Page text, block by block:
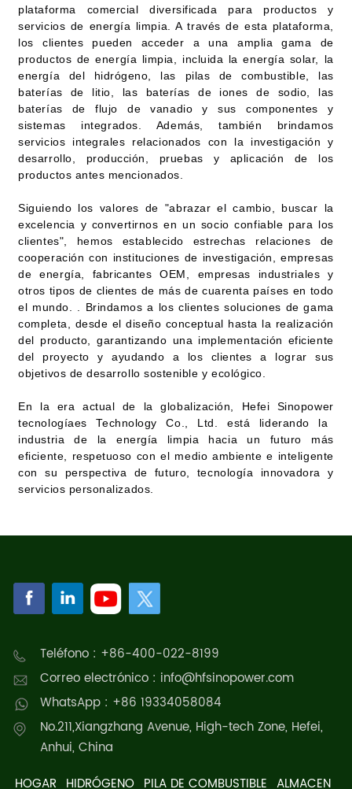
plataforma comercial diversificada para productos y
servicios de energía limpia. A través de esta plataforma,
los clientes pueden acceder a una amplia gama de
productos de energía limpia, incluida la energía solar, la
energía del hidrógeno, las pilas de combustible, las
baterías de litio, las baterías de iones de sodio, las
baterías de flujo de vanadio y sus componentes y
sistemas integrados. Además, también brindamos
servicios integrales relacionados con la investigación y
desarrollo, producción, pruebas y aplicación de los
productos antes mencionados.
Siguiendo los valores de "abrazar el cambio, buscar la
excelencia y convertirnos en un socio confiable para los
clientes", hemos establecido estrechas relaciones de
cooperación con instituciones de investigación, empresas
de energía, fabricantes OEM, empresas industriales y
otros tipos de clientes de más de cuarenta países en todo
el mundo. . Brindamos a los clientes soluciones de gama
completa, desde el diseño conceptual hasta la realización
del producto, garantizando una implementación eficiente
del proyecto y ayudando a los clientes a lograr sus
objetivos de desarrollo sostenible y ecológico.
En la era actual de la globalización, Hefei Sinopower
tecnologíaes Technology Co., Ltd. está liderando la
industria de la energía limpia hacia un futuro más
eficiente, respetuoso con el medio ambiente e inteligente
con su perspectiva de futuro, tecnología innovadora y
servicios personalizados.
Teléfono : +86-400-022-8199
Correo electrónico : info@hfsinopower.com
WhatsApp : +86 19334058084
No.211,Xiangzhang Avenue, High-tech Zone, Hefei,
Anhui, China
HOGAR HIDRÓGENO PILA DE COMBUSTIBLE ALMACEN